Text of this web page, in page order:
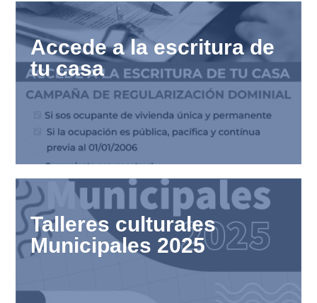
Accede a la escritura de
tu casa
Talleres culturales
Municipales 2025